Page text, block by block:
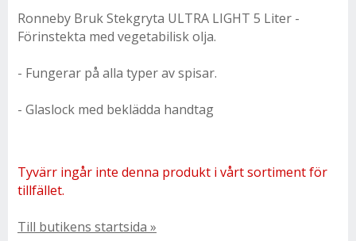
Ronneby Bruk Stekgryta ULTRA LIGHT 5 Liter -
Förinstekta med vegetabilisk olja.
- Fungerar på alla typer av spisar.
- Glaslock med beklädda handtag
Tyvärr ingår inte denna produkt i vårt sortiment för
tillfället.
Till butikens startsida »